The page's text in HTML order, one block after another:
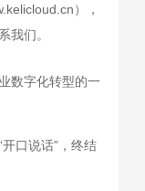
），
我们。
数字化转型的一
口说话”，终结